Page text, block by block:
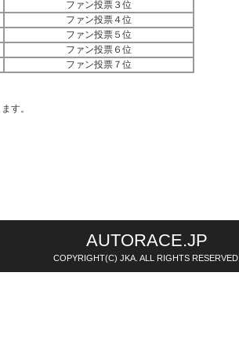
ファン投票３位
ファン投票４位
ファン投票５位
ファン投票６位
ファン投票７位
す。
AUTORACE.JP
COPYRIGHT(C) JKA. ALL RIGHTS RESERVED.